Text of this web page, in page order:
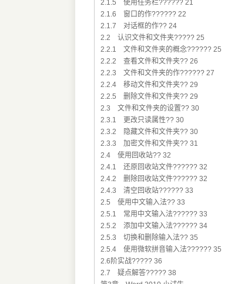
2.1.5 使用任务栏?????? 21
2.1.6 窗口的作?????? 22
2.1.7 对话框的作?? 24
2.2 认识文件和文件夹????? 25
2.2.1 文件和文件夹的概念?????? 25
2.2.2 查看文件和文件夹?? 26
2.2.3 文件和文件夹的作?????? 27
2.2.4 移动文件和文件夹?? 29
2.2.5 删除文件和文件夹?? 29
2.3 文件和文件夹的设置?? 30
2.3.1 更改只读属性?? 30
2.3.2 隐藏文件和文件夹?? 30
2.3.3 加密文件和文件夹?? 31
2.4 使用回收站?? 32
2.4.1 还原回收站文件?????? 32
2.4.2 删除回收站文件?????? 32
2.4.3 清空回收站?????? 33
2.5 使用中文输入法?? 33
2.5.1 常用中文输入法?????? 33
2.5.2 添加中文输入法?????? 34
2.5.3 切换和删除输入法?? 35
2.5.4 使用微软拼音输入法?????? 35
2.6阶实战????? 36
2.7 疑点解答????? 38